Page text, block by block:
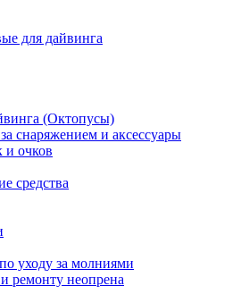
для дайвинга
(Октопусы)
снаряжением и аксессуары
и очков
средства
уходу за молниями
ремонту неопрена